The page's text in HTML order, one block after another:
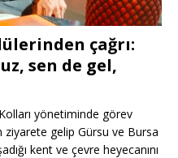
çağrı:
sen de gel,
yönetiminde görev
ziyarete gelip Gürsu ve Bursa
kent ve çevre heyecanını